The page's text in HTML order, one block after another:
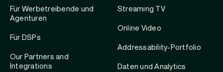
Für Werbetreibende und
Agenturen
Für DSPs
Our Partners and
Integrations
Streaming TV
Online Video
Addressability-Portfolio
Daten und Analytics